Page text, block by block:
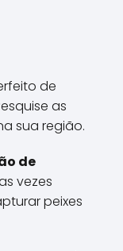
de
as
sua região.
de
vezes
peixes